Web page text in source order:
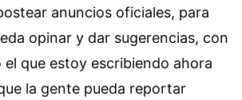
anuncios oficiales, para
opinar y dar sugerencias, con
el que estoy escribiendo ahora
la gente pueda reportar